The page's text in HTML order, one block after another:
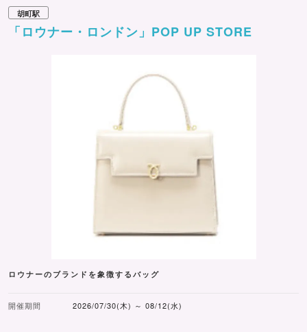
胡町駅
「ロウナー・ロンドン」POP UP STORE
ロウナーのブランドを象徴するバッグ
開催期間 2026/07/30(木) ～ 08/12(水)